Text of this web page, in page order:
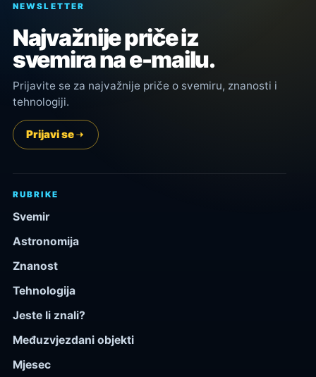
NEWSLETTER
Najvažnije priče iz
svemira na e-mailu.
Prijavite se za najvažnije priče o svemiru, znanosti i
tehnologiji.
Prijavi se
RUBRIKE
Svemir
Astronomija
Znanost
Tehnologija
Jeste li znali?
Međuzvjezdani objekti
Mjesec